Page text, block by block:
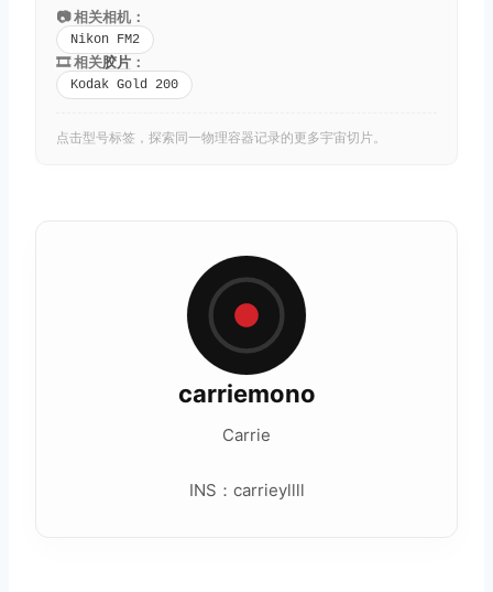
📷 相关相机：
Nikon FM2
🎞️ 相关胶片 ：
Kodak Gold 200
点击型号标签，探索同一物理容器记录的更多宇宙切片。
carriemono
Carrie
INS：carrieyllll